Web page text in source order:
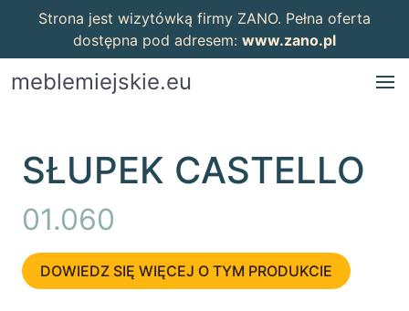
Strona jest wizytówką firmy ZANO. Pełna oferta
dostępna pod adresem: www.zano.pl
meblemiejskie.eu
SŁUPEK CASTELLO
01.060
DOWIEDZ SIĘ WIĘCEJ O TYM PRODUKCIE